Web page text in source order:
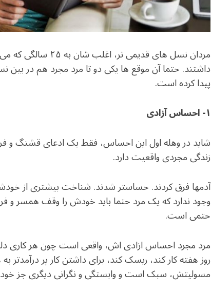
مردان نسل های
داشتند. حتما آن موقع ها یکی دو تا مرد مجرد هم در بین
پیدا کرده است.
۱- احساس آزادی
شاید در وهله اول این احساس، فقط یک ادعای قشنگ و
زندگی مجردی واقعیت دارد.
آدمها فرق کردند. حساستر شدند. شناخت بیشتری از
وجود ندارد که یک مرد حتما باید خودش را وقف همسر و
حتمی است.
روز هفته کار کند، ریسک کند، برای داشتن کار پر درآمدتر
مسولیتش، سبک است و وابستگی و نگرانی دیگری جز